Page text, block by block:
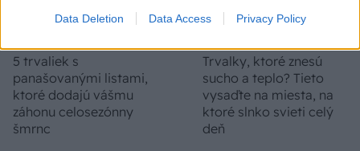
Data Deletion Data Access Privacy Policy
5 trvaliek s
panašovanými listami,
ktoré dodajú vášmu
záhonu celosezónny
šmrnc
Trvalky, ktoré znesú
sucho a teplo? Tieto
vysaďte na miesta, na
ktoré slnko svieti celý
deň